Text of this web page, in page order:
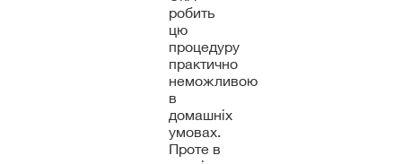
робить
цю
процедуру
практично
неможливою
в
домашніх
умовах.
Проте в